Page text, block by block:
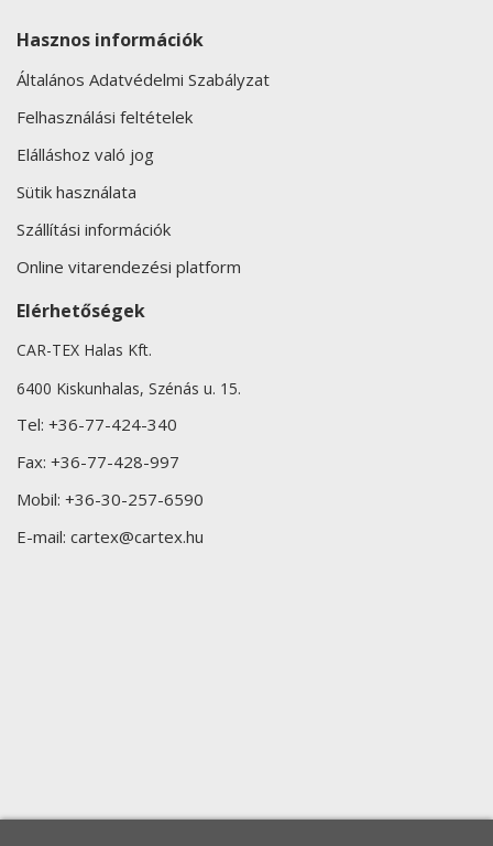
Hasznos információk
Általános Adatvédelmi Szabályzat
Felhasználási feltételek
Elálláshoz való jog
Sütik használata
Szállítási információk
Online vitarendezési platform
Elérhetőségek
CAR-TEX Halas Kft.
6400 Kiskunhalas, Szénás u. 15.
Tel: +36-77-424-340
Fax: +36-77-428-997
Mobil: +36-30-257-6590
E-mail: cartex@cartex.hu